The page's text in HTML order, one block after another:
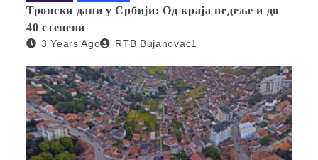
Тропски дани у Србији: Од краја недеље и до
40 степени
3 Years Ago RTB Bujanovac1